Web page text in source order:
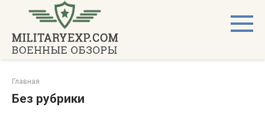
контенту
Главная
Без рубрики